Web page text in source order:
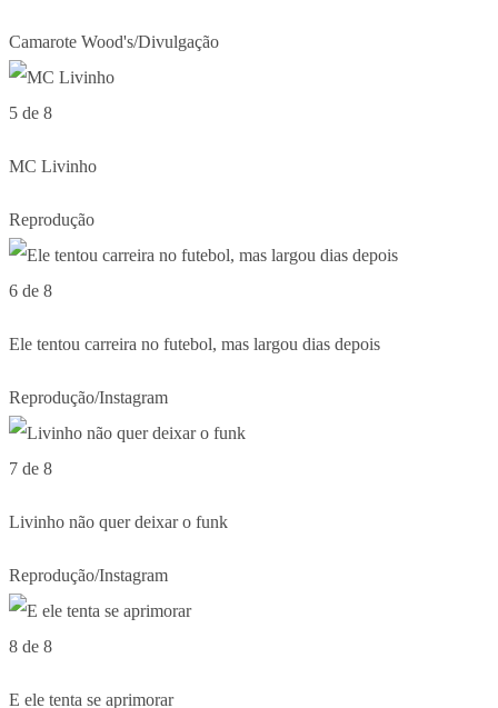
Camarote Wood's/Divulgação
5 de 8
MC Livinho
Reprodução
6 de 8
Ele tentou carreira no futebol, mas largou dias depois
Reprodução/Instagram
7 de 8
Livinho não quer deixar o funk
Reprodução/Instagram
8 de 8
E ele tenta se aprimorar